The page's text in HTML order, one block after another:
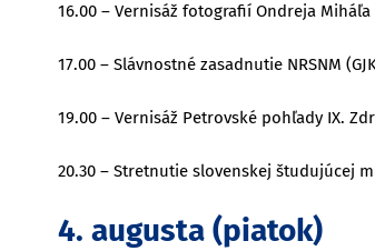
16.00 – Vernisáž fotografií Ondreja Miháľa
17.00 – Slávnostné zasadnutie NRSNM
19.00 – Vernisáž Petrovské pohľady IX.
20.30 – Stretnutie slovenskej študujúcej
4. augusta (piatok)